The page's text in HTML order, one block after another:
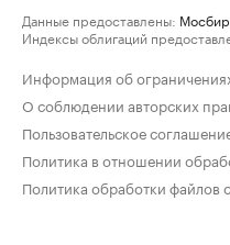
Данные предоставлены:
Индексы облигаций
Информация об
О соблюдении авторских
Пользовательское
Политика в отношении
Политика обработки файлов